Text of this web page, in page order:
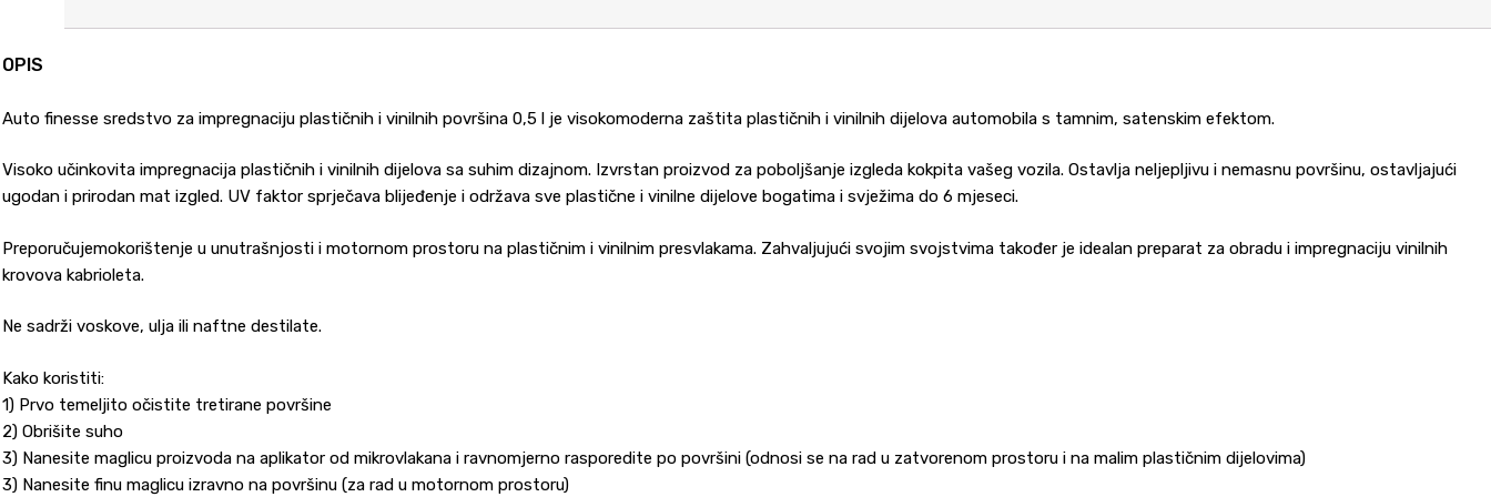
OPIS
Auto finesse sredstvo za impregnaciju plastičnih i vinilnih površina 0,5 l je visokomoderna zaštita plastičnih i vinilnih dijelova automobila s tamnim, satenskim efektom.
Visoko učinkovita impregnacija plastičnih i vinilnih dijelova sa suhim dizajnom. Izvrstan proizvod za poboljšanje izgleda kokpita vašeg vozila. Ostavlja neljepljivu i nemasnu površinu, ostavljajući
ugodan i prirodan mat izgled. UV faktor sprječava blijeđenje i održava sve plastične i vinilne dijelove bogatima i svježima do 6 mjeseci.
Preporučujemokorištenje u unutrašnjosti i motornom prostoru na plastičnim i vinilnim presvlakama. Zahvaljujući svojim svojstvima također je idealan preparat za obradu i impregnaciju vinilnih
krovova kabrioleta.
Ne sadrži voskove, ulja ili naftne destilate.
Kako koristiti:
1) Prvo temeljito očistite tretirane površine
2) Obrišite suho
3) Nanesite maglicu proizvoda na aplikator od mikrovlakana i ravnomjerno rasporedite po površini (odnosi se na rad u zatvorenom prostoru i na malim plastičnim dijelovima)
3) Nanesite finu maglicu izravno na površinu (za rad u motornom prostoru)